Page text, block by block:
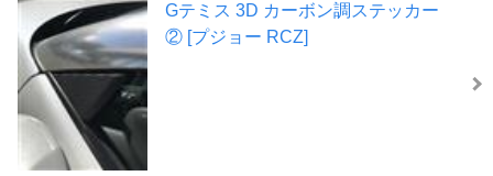
Gテミス 3D カーボン調ステッカー
② [プジョー RCZ]